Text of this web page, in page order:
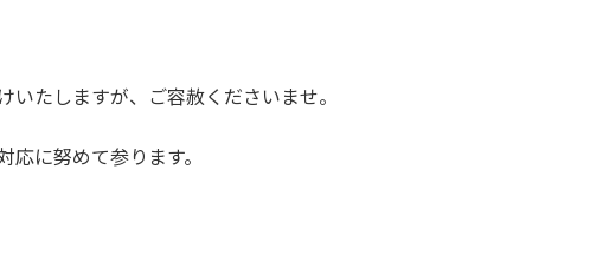
たしますが、ご容赦くださいませ。
に努めて参ります。